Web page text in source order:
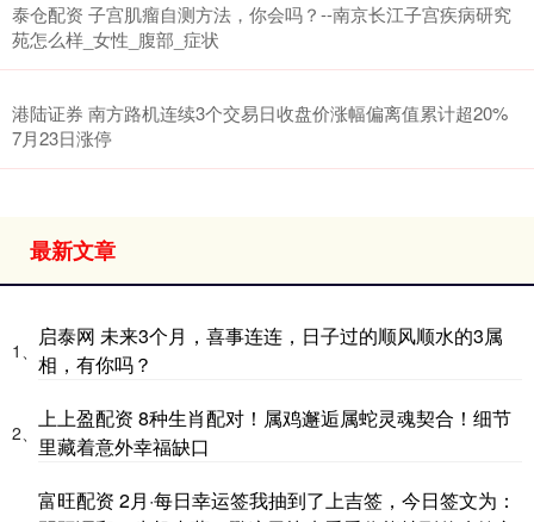
泰仓配资 子宫肌瘤自测方法，你会吗？--南京长江子宫疾病研究
苑怎么样_女性_腹部_症状
港陆证券 南方路机连续3个交易日收盘价涨幅偏离值累计超20%
7月23日涨停
最新文章
1、
启泰网 未来3个月，喜事连连，日子过的顺风顺水的3属
相，有你吗？
2、
上上盈配资 8种生肖配对！属鸡邂逅属蛇灵魂契合！细节
里藏着意外幸福缺口
富旺配资 2月·每日幸运签我抽到了上吉签，今日签文为：